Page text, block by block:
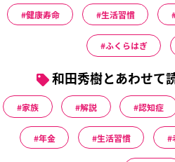
健康寿命 生活習慣
ふくらはぎ
和田秀樹とあわせて
家族 解説 認知症
年金 生活習慣